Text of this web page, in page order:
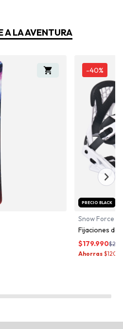
A LA AVENTURA
-40%
PRECIO BLACK
Snow Force
Fijaciones de
$179.990$
Ahorras $